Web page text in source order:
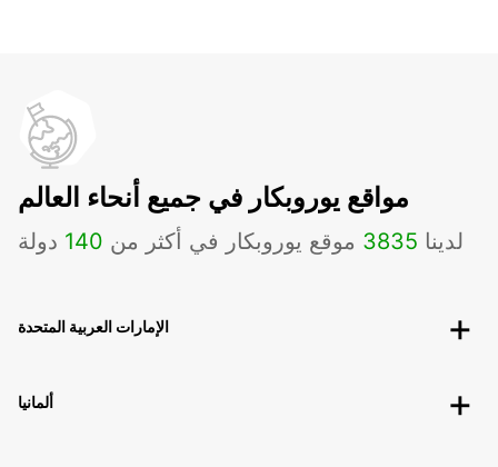
مواقع يوروبكار في جميع أنحاء العالم
لدينا 3835 موقع يوروبكار في أكثر من 140 دولة
الإمارات العربية المتحدة
ألمانيا